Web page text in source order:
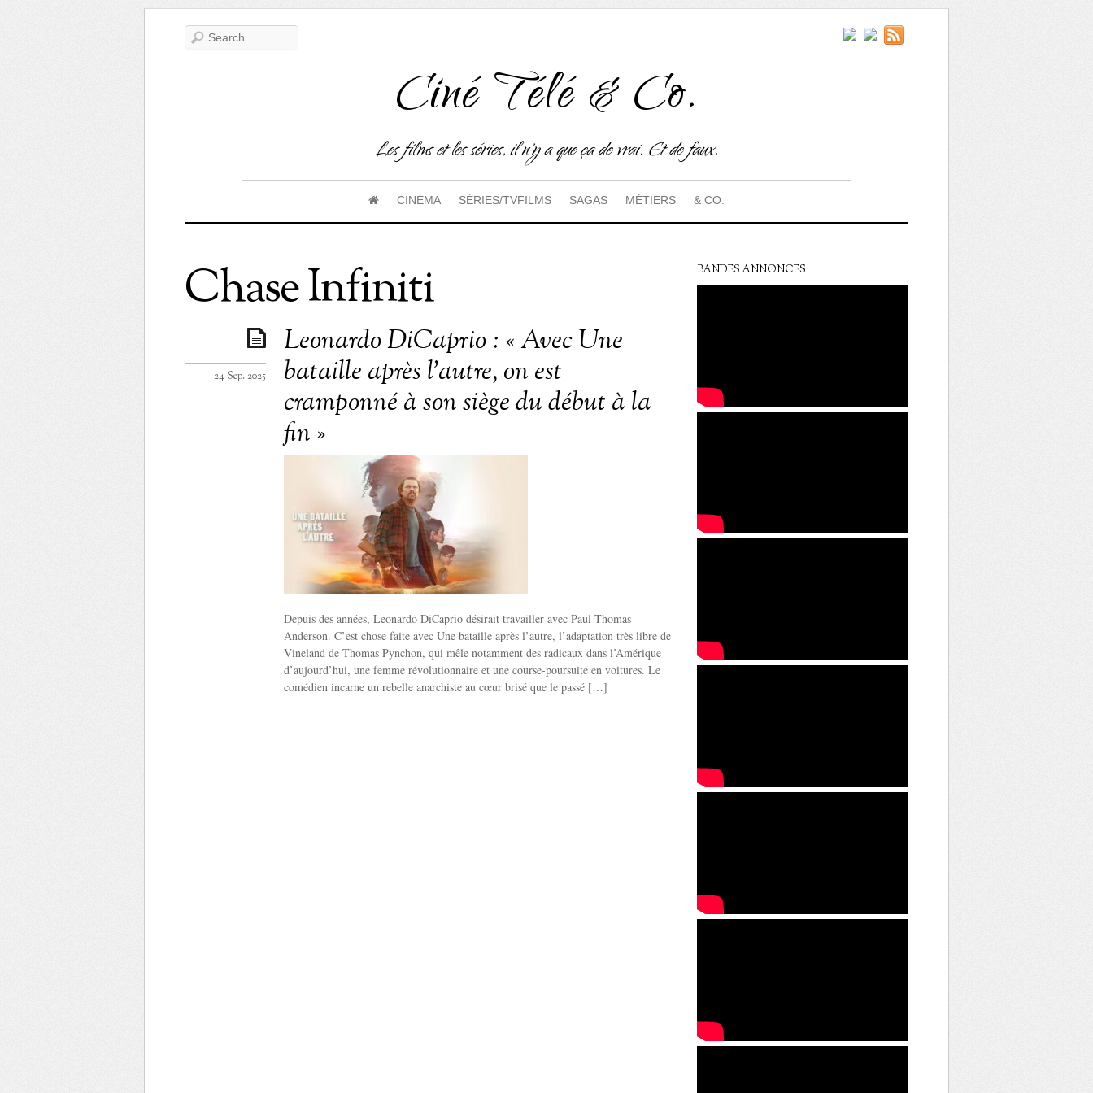
Ciné Télé & Co.
Les films et les séries, il n'y a que ça de vrai. Et de faux.
CINÉMA SÉRIES/TVFILMS SAGAS MÉTIERS & CO.
Chase Infiniti
Leonardo DiCaprio : « Avec Une
bataille après l’autre, on est
cramponné à son siège du début à la
fin »
24 Sep. 2025
Depuis des années, Leonardo DiCaprio désirait travailler avec Paul Thomas
Anderson. C’est chose faite avec Une bataille après l’autre, l’adaptation très libre de
Vineland de Thomas Pynchon, qui mêle notamment des radicaux dans l’Amérique
d’aujourd’hui, une femme révolutionnaire et une course-poursuite en voitures. Le
comédien incarne un rebelle anarchiste au cœur brisé que le passé […]
BANDES ANNONCES